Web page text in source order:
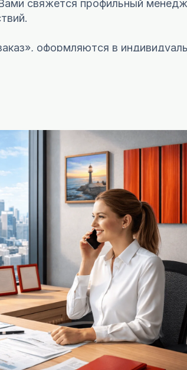
свяжется профильный
оформляются в
в .pdf формате и форма
работе с сайтом, или хотели бы